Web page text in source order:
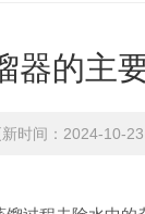
器的主
新时间：2024-10-